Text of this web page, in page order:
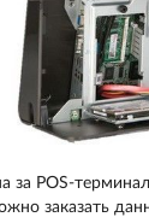
за POS-
заказать